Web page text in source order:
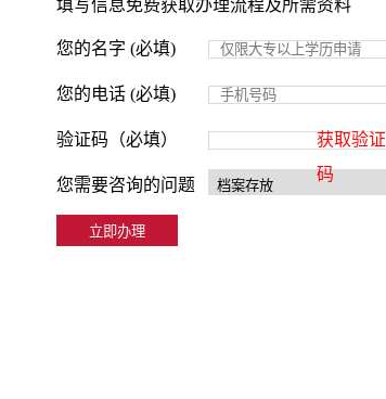
填写信息免费获取办理流程及所需资料
您的名字 (必填)
您的电话 (必填)
验证码（必填）
获取验证
码
您需要咨询的问题